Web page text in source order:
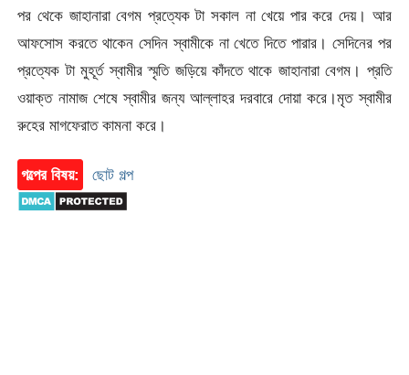
পর থেকে জাহানারা বেগম প্রত্যেক টা সকাল না খেয়ে পার করে দেয়। আর
আফসোস করতে থাকেন সেদিন স্বামীকে না খেতে দিতে পারার। সেদিনের পর
প্রত্যেক টা মুহূর্ত স্বামীর স্মৃতি জড়িয়ে কাঁদতে থাকে জাহানারা বেগম। প্রতি
ওয়াক্ত নামাজ শেষে স্বামীর জন্য আল্লাহর দরবারে দোয়া করে।মৃত স্বামীর
রুহের মাগফেরাত কামনা করে।
গল্পের বিষয়: ছোট গল্প